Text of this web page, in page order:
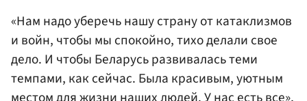
«Нам надо уберечь нашу страну от катаклизмов
и войн, чтобы мы спокойно, тихо делали свое
дело. И чтобы Беларусь развивалась теми
темпами, как сейчас. Была красивым, уютным